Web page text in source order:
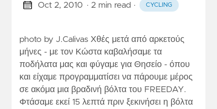
Oct 2, 2010 · 2 min read · CYCLING
photo by J.Calivas Χθές μετά από αρκετούς
μήνες - με τον Κώστα καβαλήσαμε τα
ποδήλατα μας και φύγαμε για Θησείο - όπου
και είχαμε προγραμματίσει να πάρουμε μέρος
σε ακόμα μια βραδινή βόλτα του FREEDAY.
Φτάσαμε εκεί 15 λεπτά πριν ξεκινήσει η βόλτα